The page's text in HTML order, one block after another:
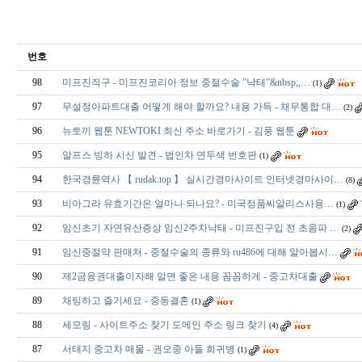
번호
98 미프진직구 - 미프진코리아 정보 중절수술 ”낙태”&nbsp;,… (1)
97 무설정아파트대출 어떻게 해야 할까요? 내용 가득 - 채무통합 대… (2)
96 뉴토끼 웹툰 NEWTOKI 최신 주소 바로가기 - 김풍 웹툰
95 알프스 빙하 시신 발견 - 법인차 연두색 번호판 (1)
94 한국경륜역사 【 rudak.top 】 실시간경마사이트 인터넷경마사이… (8)
93 비아그라 유효기간은 얼마나 되나요? - 미국정품씨­알리스사용… (1)
92 임신초기 자연유산증상 임신2주차낙태 - 미프진구입 전 초음파 … (2)
91 임신중절약 판매처 - 중절수술의 종류와 ru486에 대해 알아봅시…
90 제2금융권대출이자해 알면 좋은 내용 꼼꼼하게 - 중고차대출
89 채팅하고 즐기세요 - 중동결혼 (1)
88 세모링 - 사이트주소 찾기 도메인 주소 링크 찾기 (4)
87 서태지 중고차 매물 - 권오중 아들 희귀병 (1)